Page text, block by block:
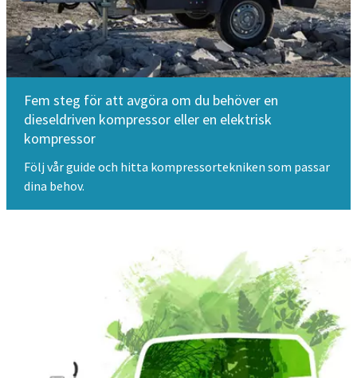
Fem steg för att avgöra om du behöver en
dieseldriven kompressor eller en elektrisk
kompressor
Följ vår guide och hitta kompressortekniken som passar
dina behov.